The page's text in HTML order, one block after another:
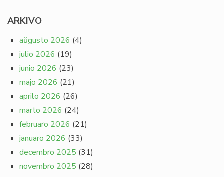
ARKIVO
aŭgusto 2026 (4)
julio 2026 (19)
junio 2026 (23)
majo 2026 (21)
aprilo 2026 (26)
marto 2026 (24)
februaro 2026 (21)
januaro 2026 (33)
decembro 2025 (31)
novembro 2025 (28)